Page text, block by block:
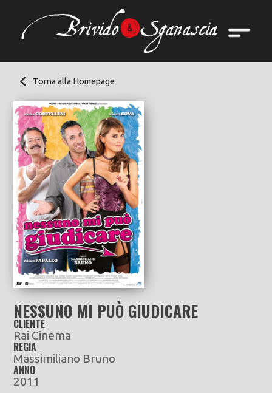
Torna alla Homepage
NESSUNO MI PUÒ GIUDICARE
CLIENTE
Rai Cinema
REGIA
Massimiliano Bruno
ANNO
2011